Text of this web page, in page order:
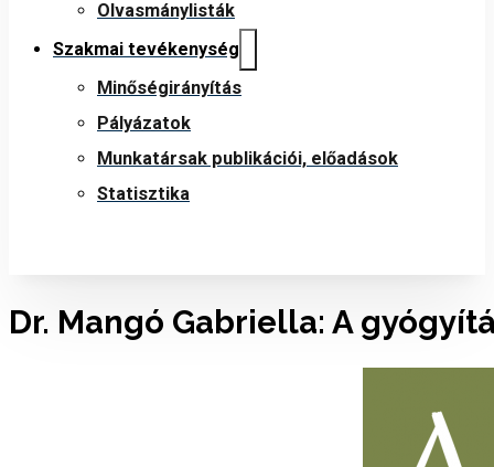
Olvasmánylisták
Szakmai tevékenység
Minőségirányítás
Pályázatok
Munkatársak publikációi, előadások
Statisztika
Dr. Mangó Gabriella: A